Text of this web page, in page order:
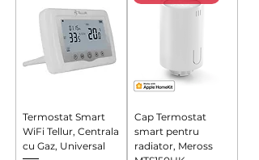
Termostat Smart
WiFi Tellur, Centrala
cu Gaz, Universal
Cap Termostat
smart pentru
radiator, Meross